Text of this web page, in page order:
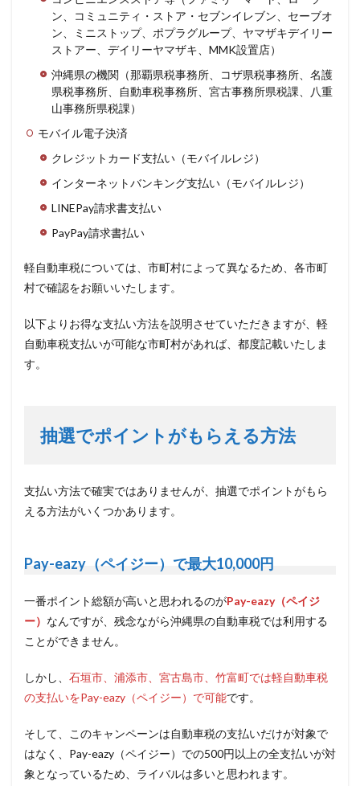
ン、コミュニティ・ストア・セブンイレブン、セーブオ
ン、ミニストップ、ポプラグループ、ヤマザキデイリー
ストアー、デイリーヤマザキ、MMK設置店）
沖縄県の機関（那覇県税事務所、コザ県税事務所、名護
県税事務所、自動車税事務所、宮古事務所県税課、八重
山事務所県税課）
モバイル電子決済
クレジットカード支払い（モバイルレジ）
インターネットバンキング支払い（モバイルレジ）
LINEPay請求書支払い
PayPay請求書払い
軽自動車税については、市町村によって異なるため、各市町
村で確認をお願いいたします。
以下よりお得な支払い方法を説明させていただきますが、軽
自動車税支払いが可能な市町村があれば、都度記載いたしま
す。
抽選でポイントがもらえる方法
支払い方法で確実ではありませんが、抽選でポイントがもら
える方法がいくつかあります。
Pay-eazy（ペイジー）で最大10,000円
一番ポイント総額が高いと思われるのがPay-eazy（ペイジ
ー） なんですが、残念ながら沖縄県の自動車税では利用する
ことができません。
しかし、 石垣市、浦添市、宮古島市、竹富町では軽自動車税
の支払いをPay-eazy（ペイジー）で可能です。
そして、このキャンペーンは自動車税の支払いだけが対象で
はなく、Pay-eazy（ペイジー）での500円以上の全支払いが対
象となっているため、ライバルは多いと思われます。